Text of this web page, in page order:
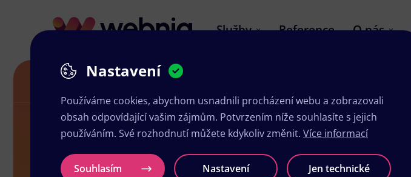
Služby Reference O nás
Nastavení
Používáme cookies, abychom usnadnili procházení webu a zobrazovali
obsah odpovídající vašim zájmům. Potvrzením níže souhlasíte s jejich
používáním. Své rozhodnutí můžete kdykoliv změnit. Více informací
Souhlasím Nastavení Jen technické